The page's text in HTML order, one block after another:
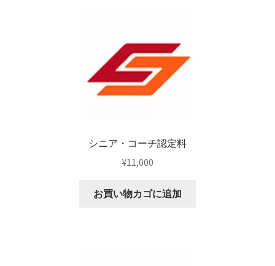
シニア・コーチ認定料
¥11,000
お買い物カゴに追加